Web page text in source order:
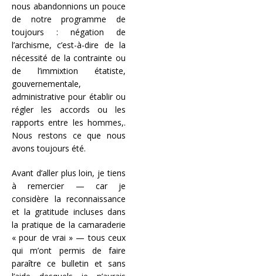
nous abandonnions un pouce
de notre programme de
toujours : négation de
l’archisme, c’est-à-dire de la
nécessité de la contrainte ou
de l’immixtion étatiste,
gouvernementale,
administrative pour établir ou
régler les accords ou les
rapports entre les hommes,.
Nous restons ce que nous
avons toujours été.
Avant d’aller plus loin, je tiens
à remercier — car je
considère la reconnaissance
et la gratitude incluses dans
la pratique de la camaraderie
« pour de vrai » — tous ceux
qui m’ont permis de faire
paraître ce bulletin et sans